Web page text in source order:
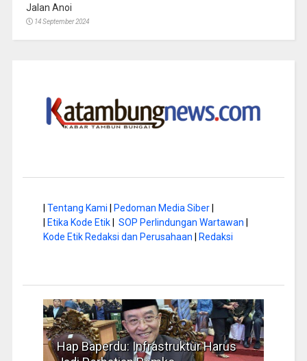
Jalan Anoi
14 September 2024
Tentang Kami Pedoman Media Siber|
Etika Kode Etik| SOP Perlindungan Wartawan
Kode Etik Redaksi dan Perusahaan
Redaksi
Hap Baperdu: Infrastruktur Harus